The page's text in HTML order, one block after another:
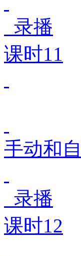
录播
课时11
手动和
录播
课时12